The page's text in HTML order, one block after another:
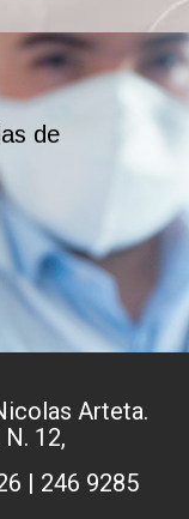
de
Arteta.
12,
| 246 9285